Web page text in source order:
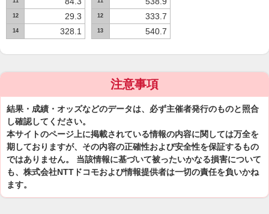
12 29.3
14 328.1
12 333.7
13 540.7
注意事項
結果・成績・オッズなどのデータは、必ず主催者発行のものと照合
し確認してください。
本サイトのページ上に掲載されている情報の内容に関しては万全を
期しておりますが、その内容の正確性および安全性を保証するもの
ではありません。 当該情報に基づいて被ったいかなる損害について
も、株式会社NTTドコモおよび情報提供者は一切の責任を負いかね
ます。